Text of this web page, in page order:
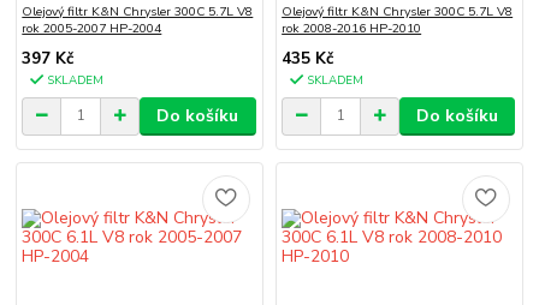
Olejový filtr K&N Chrysler 300C 5.7L V8
rok 2005-2007 HP-2004
397 Kč
SKLADEM
Do košíku
Olejový filtr K&N Chrysler 300C 5.7L V8
rok 2008-2016 HP-2010
435 Kč
SKLADEM
Do košíku